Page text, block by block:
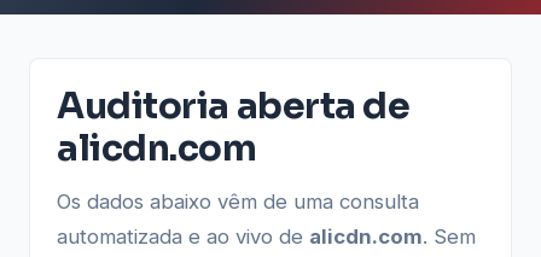
Auditoria aberta de
alicdn.com
Os dados abaixo vêm de uma consulta
automatizada e ao vivo de alicdn.com. Sem